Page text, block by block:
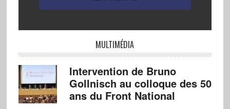
MULTIMÉDIA
Intervention de Bruno
Gollnisch au colloque des 50
ans du Front National